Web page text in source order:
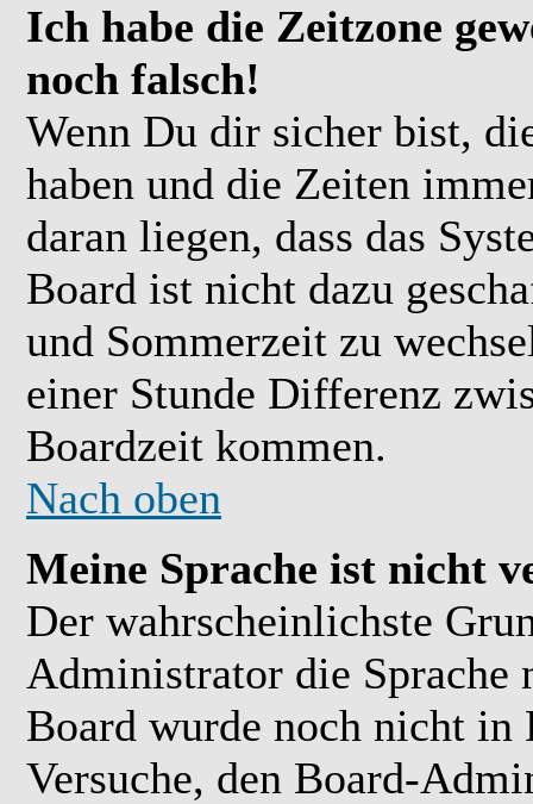
Ich habe die Zeitzone
noch falsch!
Wenn Du dir sicher bist,
haben und die Zeiten
daran liegen, dass das
Board ist nicht dazu
und Sommerzeit zu
einer Stunde Differenz
Boardzeit kommen.
Nach oben
Meine Sprache ist nicht
Der wahrscheinlichste
Administrator die Sprache
Board wurde noch nicht in
Versuche, den Board-